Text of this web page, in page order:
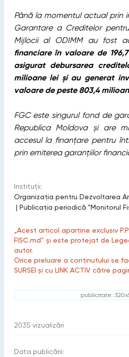
Până la momentul actual prin
Garantare a Creditelor
Mijlocii al ODIMM au fost
financiare în valoare de
asigurat debursarea
milioane lei și au generat
valoare de peste 803,4
FGC este singurul fond de
Republica Moldova și are
accesul la finanțare pentru
prin emiterea garanțiilor
Instituții:
Organizația pentru Dezvoltarea
| Publicaţia periodică "Monitorul
„Acest articol aparține exclusiv
FISC.md” și este protejat de
autor.
Orice preluare a conținutului se
SURSEI și cu LINK ACTIV către
publicitate:
2035 vizualizări
Data publicării: